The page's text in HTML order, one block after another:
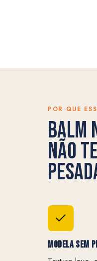
POR QUE
BALM
NÃO
Modela Sem